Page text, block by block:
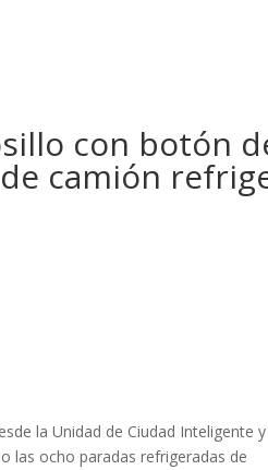
con botón
camión
la Unidad de Ciudad Inteligente y
las ocho paradas refrigeradas de